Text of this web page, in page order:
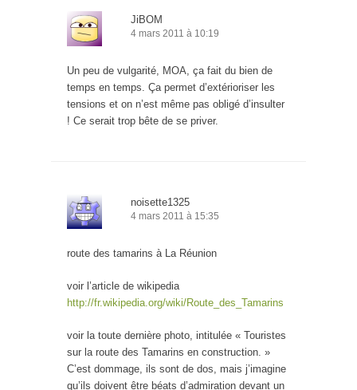
JiBOM
4 mars 2011 à 10:19
Un peu de vulgarité, MOA, ça fait du bien de
temps en temps. Ça permet d’extérioriser les
tensions et on n’est même pas obligé d’insulter
! Ce serait trop bête de se priver.
noisette1325
4 mars 2011 à 15:35
route des tamarins à La Réunion
voir l’article de wikipedia
http://fr.wikipedia.org/wiki/Route_des_Tamarins
voir la toute dernière photo, intitulée « Touristes
sur la route des Tamarins en construction. »
C’est dommage, ils sont de dos, mais j’imagine
qu’ils doivent être béats d’admiration devant un